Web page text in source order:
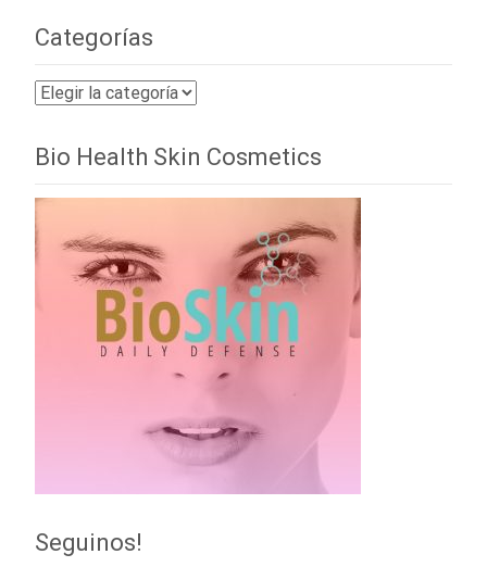
Categorías
Categorías
Bio Health Skin Cosmetics
Seguinos!